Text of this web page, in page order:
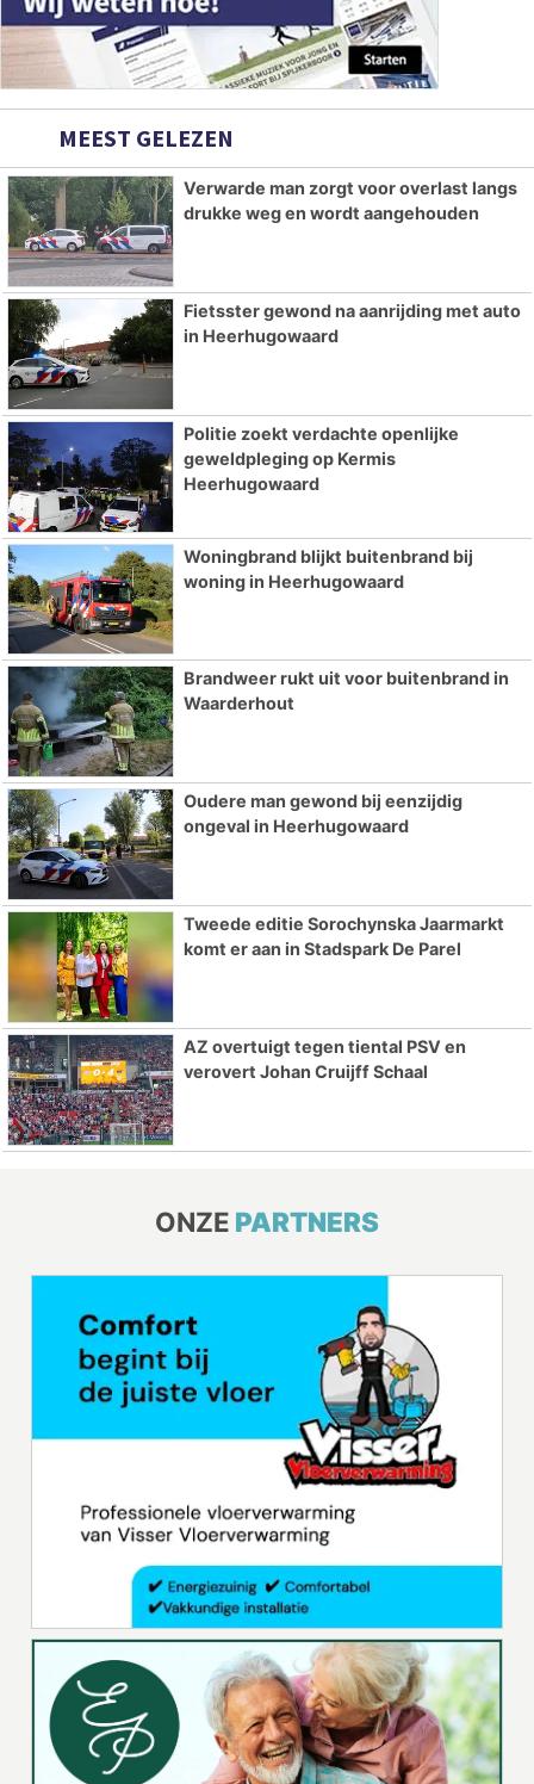
MEEST GELEZEN
Verwarde man zorgt voor overlast langs
drukke weg en wordt aangehouden
Fietsster gewond na aanrijding met auto
in Heerhugowaard
Politie zoekt verdachte openlijke
geweldpleging op Kermis
Heerhugowaard
Woningbrand blijkt buitenbrand bij
woning in Heerhugowaard
Brandweer rukt uit voor buitenbrand in
Waarderhout
Oudere man gewond bij eenzijdig
ongeval in Heerhugowaard
Tweede editie Sorochynska Jaarmarkt
komt er aan in Stadspark De Parel
AZ overtuigt tegen tiental PSV en
verovert Johan Cruijff Schaal
ONZE PARTNERS